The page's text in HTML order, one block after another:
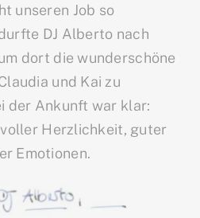
unseren Job so
DJ Alberto nach
dort die wunderschöne
und Kai zu
der Ankunft war klar:
Herzlichkeit, guter
Emotionen.